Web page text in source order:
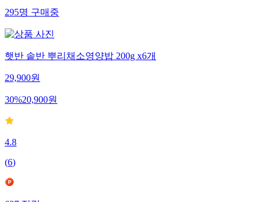
295명구매중
햇반 솥반 뿌리채소영양밥 200g x6개
29,900원
30%20,900원
4.8
(6)